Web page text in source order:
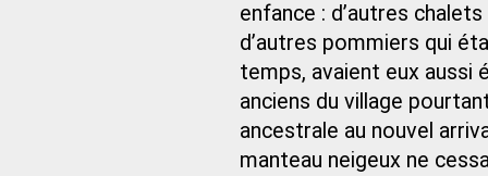
enfance : d’autres
d’autres pommiers qui
temps, avaient eux aussi
anciens du village
ancestrale au nouvel
manteau neigeux ne